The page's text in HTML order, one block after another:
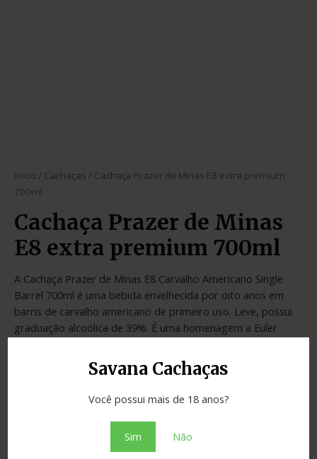
Savana Cachaças
Você possui mais de 18 anos?
Sim Não
Início / Cachaças / Cachaça Prazer de Minas E8 extra premium
700ml
Cachaça Prazer de Minas
E8 extra premium 700ml
A Cachaça Prazer de Minas E8 Carvalho Americano Single
Barrel 700ml é uma bebida envelhecida por oito anos em
barris de carvalho americano de primeiro uso. Leve, possui
graduação alcoólica de 39%. É uma homenagem a Euler
Adicionar ao orçamento